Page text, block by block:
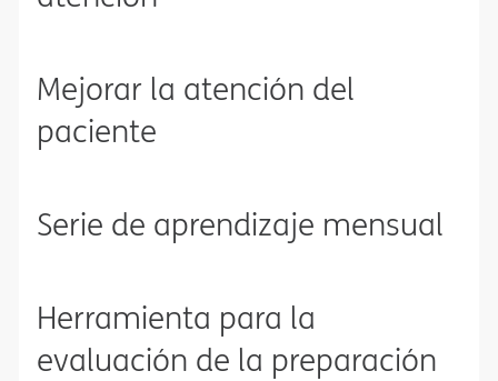
Mejorar la atención del
paciente​​
Serie de aprendizaje mensual​​
Herramienta para la
evaluación de la preparación​​